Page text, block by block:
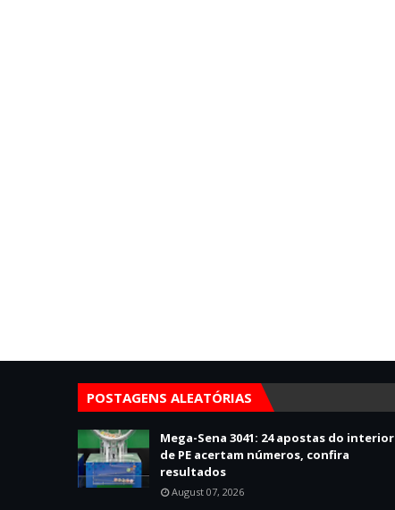
POSTAGENS ALEATÓRIAS
Mega-Sena 3041: 24 apostas do interior
de PE acertam números, confira
resultados
August 07, 2026